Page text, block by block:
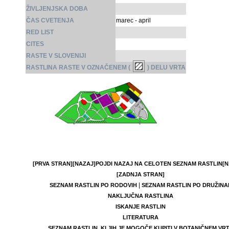
ŽIVLJENJSKA DOBA
ČAS CVETENJA
marec - april
RED LIST
CITES
RASTE V SLOVENIJI
RASTLINA RASTE V OZNAČENEM (
) DELU VRTA
[PRVA STRAN][NAZAJ]POJDI NAZAJ NA CELOTEN SEZNAM RASTLIN
[ZADNJA STRAN]
SEZNAM RASTLIN PO RODOVIH|
SEZNAM RASTLIN PO
NAKLJUČNA RASTLINA
ISKANJE RASTLIN
LITERATURA